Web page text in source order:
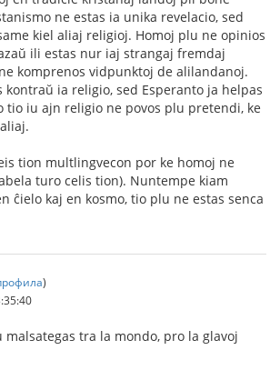
ne estas ia unika revelacio, sed
kiel aliaj religioj. Homoj plu ne opinios
ili estas nur iaj strangaj fremdaj
komprenos vidpunktoj de alilandanoj.
kontraŭ ia religio, sed Esperanto ja helpas
tio iu ajn religio ne povos plu pretendi, ke
tion multlingvecon por ke homoj ne
turo celis tion). Nuntempe kiam
ĉielo kaj en kosmo, tio plu ne estas senca
)
tra la mondo, pro la glavoj